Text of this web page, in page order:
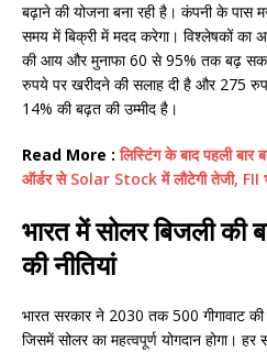
बढ़ाने की योजना बना रही है। कंपनी के
समय में बिक्री में मदद करेगा। विश्लेषकों का
की आय और मुनाफा 60 से 95% तक बढ़
रुपये पर खरीदने की सलाह दी है और 275
14% की बढ़त की उम्मीद है।
Read More :लिस्टिंग के बाद पहली
ऑर्डर से Solar Stock में लौटेगी तेजी, FII
भारत में सोलर बिजली की
की नीतियां
भारत सरकार ने 2030 तक 500 गीगावाट की
जिसमें सोलर का महत्वपूर्ण योगदान होगा।